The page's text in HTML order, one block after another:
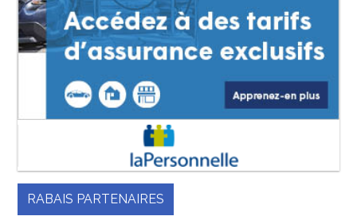
RABAIS PARTENAIRES